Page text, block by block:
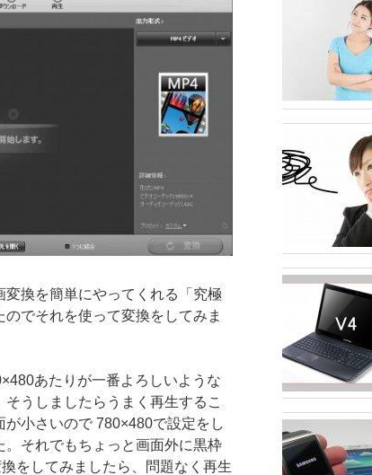
変換を簡単にやってくれる「究極
でそれを使って変換をしてみま
あたりが一番よろしいような
うしましたらうまく再生するこ
小さいので 780×480で設定をし
それでもちょっと画面外に黒枠
をしてみましたら、問題なく再生